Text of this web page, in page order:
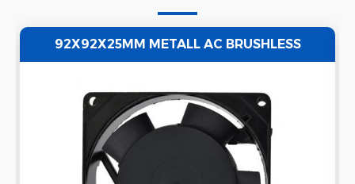
92X92X25MM METALL AC BRUSHLESS